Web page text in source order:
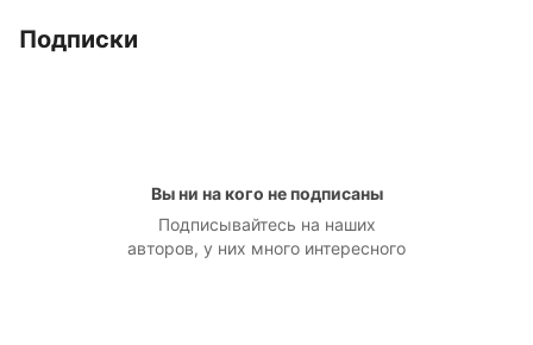
Подписки
Вы ни на кого не подписаны
Подписывайтесь на наших
авторов, у них много интересного